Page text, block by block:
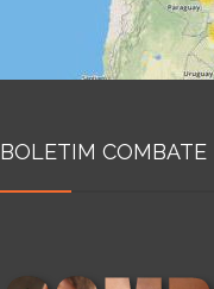
BOLETIM COMBATE